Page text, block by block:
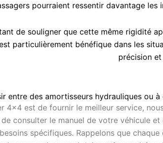
pourraient ressentir davantage
de souligner que cette même rigidité
particulièrement bénéfique dans les
précision
entre des amortisseurs hydrauliques ou à
4x4 est de fournir le meilleur service,
consulter le manuel de votre véhicule et
spécifiques. Rappelons que